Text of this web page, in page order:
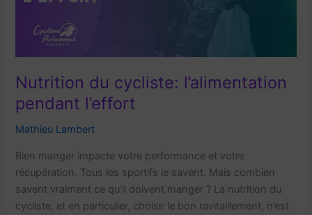
Nutrition du cycliste: l’alimentation
pendant l’effort
Mathieu Lambert
Bien manger impacte votre performance et votre
récupération. Tous les sportifs le savent. Mais combien
savent vraiment ce qu’il doivent manger ? La nutrition du
cycliste, et en particulier, choisir le bon ravitaillement, n’est